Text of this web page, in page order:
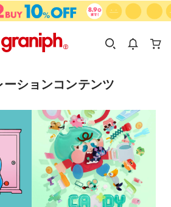
KIDS
ーションコンテンツ